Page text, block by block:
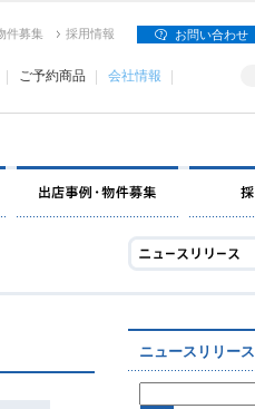
件募集 採用情報 お問い合わせ
ご予約商品 会社情報
ニュースリリース